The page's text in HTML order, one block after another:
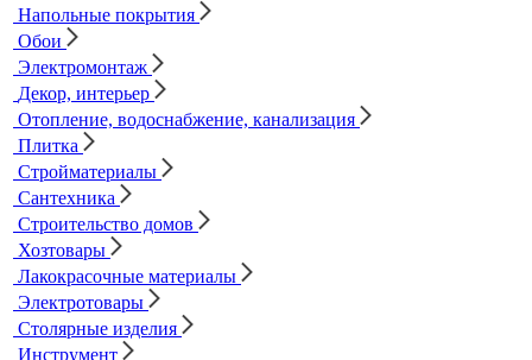
Напольные покрытия
Обои
Электромонтаж
Декор, интерьер
Отопление, водоснабжение, канализация
Плитка
Стройматериалы
Сантехника
Строительство домов
Хозтовары
Лакокрасочные материалы
Электротовары
Столярные изделия
Инструмент